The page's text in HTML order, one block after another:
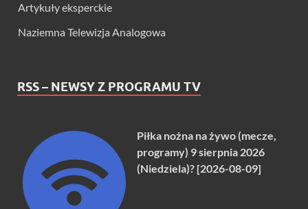
Artykuły eksperckie
Naziemna Telewizja Analogowa
RSS – NEWSY Z PROGRAMU TV
Piłka nożna na żywo (mecze,
programy) 9 sierpnia 2026
(Niedziela)? [2026-08-09]